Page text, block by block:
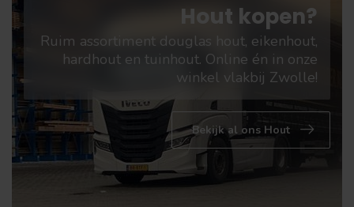
Hout kopen?
Ruim assortiment douglas hout, eikenhout,
hardhout en tuinhout. Online én in onze
winkel vlakbij Zwolle!
Bekijk al ons Hout